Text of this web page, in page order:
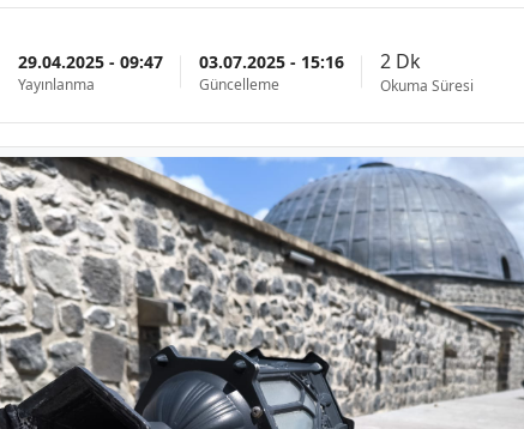
29.04.2025 - 09:47
Yayınlanma
03.07.2025 - 15:16
Güncelleme
2 Dk
Okuma Süresi